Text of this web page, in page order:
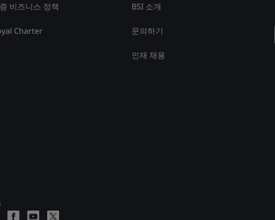
비즈니스 정책
Charter
BSI 소개
문의하기
인재 채용